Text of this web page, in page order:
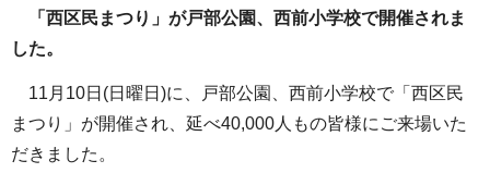
「西区民まつり」が戸部公園、西前小学校で開催されま
した。
11月10日(日曜日)に、戸部公園、西前小学校で「西区民
まつり」が開催され、延べ40,000人もの皆様にご来場いた
だきました。